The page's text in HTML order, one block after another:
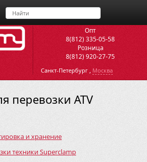
Опт
8(812) 335-05-58
Розница
8(812) 920-27-75
Санкт-Петербург , Москва
перевозки ATV
и хранение
техники Superclamp